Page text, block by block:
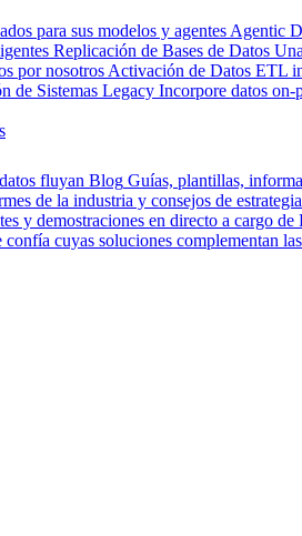
para sus modelos y agentes Agentic
Replicación de Bases de Datos
por nosotros Activación de Datos ETL
de Sistemas Legacy Incorpore datos on-
fluyan Blog Guías, plantillas,
de la industria y consejos de
y demostraciones en directo a cargo de
cuyas soluciones complementan